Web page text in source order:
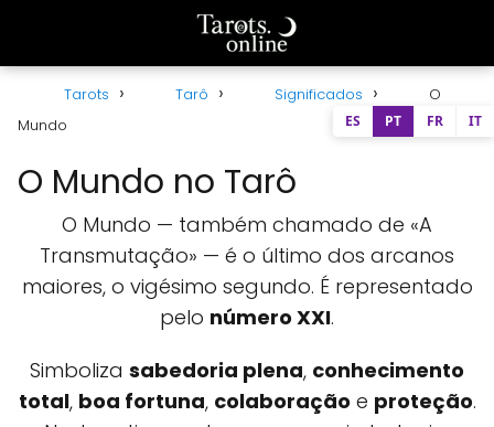
Tarots Tarô Significados
O
Mundo
O Mundo no Tarô
O Mundo — também chamado de «A
Transmutação» — é o último dos arcanos
maiores, o vigésimo segundo. É representado
pelo número XXI.
Simboliza sabedoria plena, conhecimento
total, boa fortuna, colaboração e proteção.
ES PT FR IT